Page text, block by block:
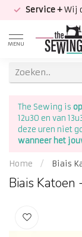
Service +Wij
MENU
The Sewing is
12u30 en van
deze uren niet
wanneer het
Home / Biais
Biais Katoen